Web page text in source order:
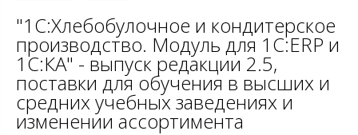
"1С:Хлебобулочное и кондитерское
производство. Модуль для 1С:ERP и
1С:КА" - выпуск редакции 2.5,
поставки для обучения в высших и
средних учебных заведениях и
изменении ассортимента